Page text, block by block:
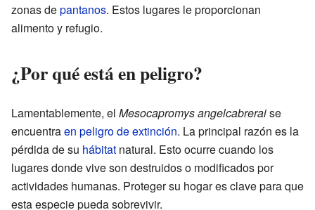
zonas depantanos. Estos lugares le proporcionan
alimento y refugio.
¿Por qué está en peligro?
Lamentablemente, el Mesocapromys angelcabreraise
encuentraen peligro de extinción. La principal razón es la
pérdida de su hábitat natural. Esto ocurre cuando los
lugares donde vive son destruidos o modificados por
actividades humanas. Proteger su hogar es clave para que
esta especie pueda sobrevivir.